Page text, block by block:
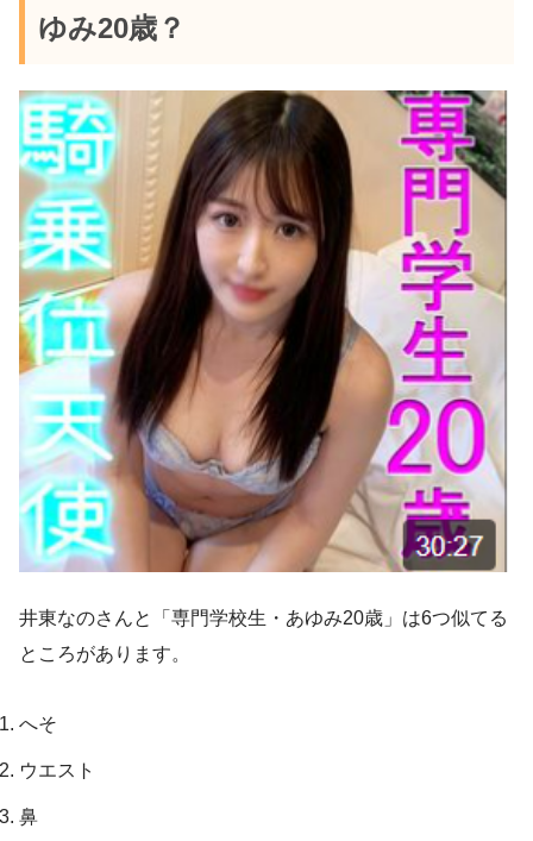
ゆみ20歳？
井東なのさんと「専門学校生・あゆみ20歳」は6つ似てる
ところがあります。
へそ
ウエスト
鼻